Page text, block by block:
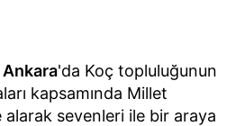
Ankara'da Koç topluluğunun
kapsamında Millet
sevenleri ile bir araya